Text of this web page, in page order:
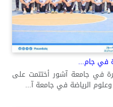
في جام...
في جامعة آشور أختتمت على
وعلوم الرياضة في جامعة آ...